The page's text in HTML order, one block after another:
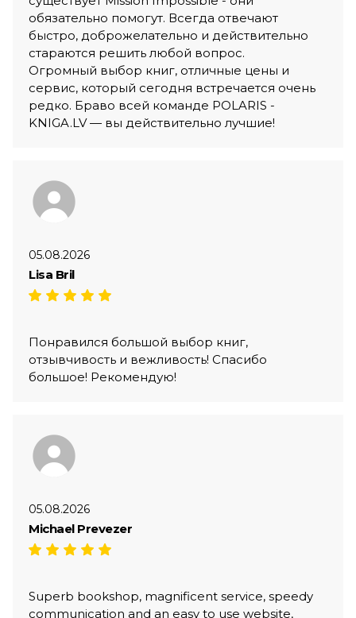
обязательно помогут. Всегда отвечают
быстро, доброжелательно и действительно
стараются решить любой вопрос.
Огромный выбор книг, отличные цены и
сервис, который сегодня встречается очень
редко. Браво всей команде POLARIS -
KNIGA.LV — вы действительно лучшие!
05.08.2026
Lisa Bril
Понравился большой выбор книг,
отзывчивость и вежливость! Спасибо
большое! Рекомендую!
05.08.2026
Michael Prevezer
Superb bookshop, magnificent service, speedy
communication and an easy to use website,